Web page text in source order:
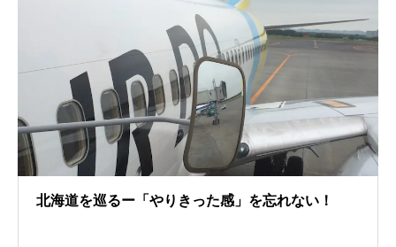
北海道を巡るー「やりきった感」を忘れない！